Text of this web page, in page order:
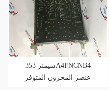
سيمنز 353A4FNCNB4
عنصر المخزون المتوفر